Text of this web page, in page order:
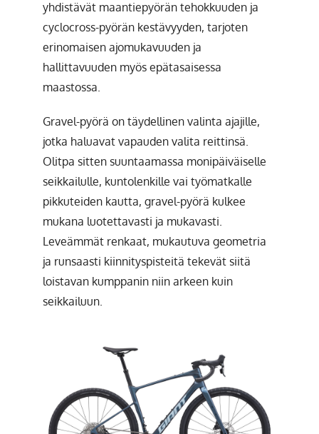
yhdistävät maantiepyörän tehokkuuden ja
cyclocross-pyörän kestävyyden, tarjoten
erinomaisen ajomukavuuden ja
hallittavuuden myös epätasaisessa
maastossa.
Gravel-pyörä on täydellinen valinta ajajille,
jotka haluavat vapauden valita reittinsä.
Olitpa sitten suuntaamassa monipäiväiselle
seikkailulle, kuntolenkille vai työmatkalle
pikkuteiden kautta, gravel-pyörä kulkee
mukana luotettavasti ja mukavasti.
Leveämmät renkaat, mukautuva geometria
ja runsaasti kiinnityspisteitä tekevät siitä
loistavan kumppanin niin arkeen kuin
seikkailuun.